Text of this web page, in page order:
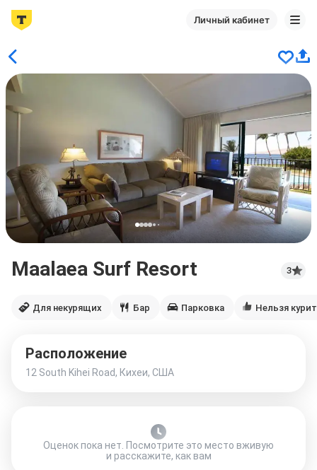
Личный кабинет
Maalaea Surf Resort 3
Для некурящих Бар Парковка Нельзя
Расположение
12 South Kihei Road, Кихеи, США
Оценок пока нет. Посмотрите это место вживую
и расскажите, как вам